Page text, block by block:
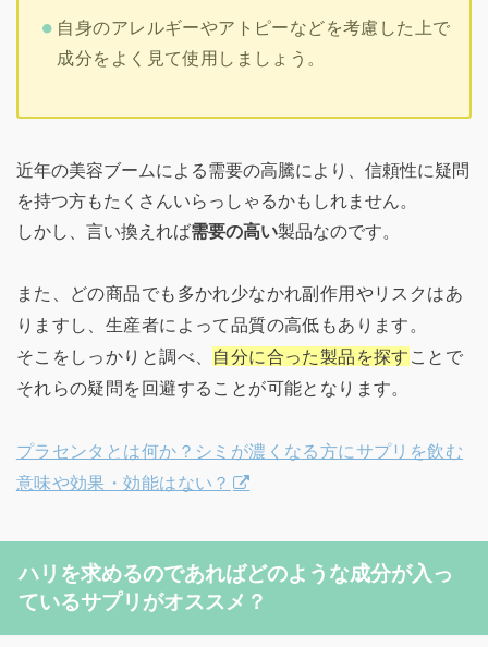
自身のアレルギーやアトピーなどを考慮した上で
成分をよく見て使用しましょう。
近年の美容ブームによる需要の高騰により、信頼性に疑問
を持つ方もたくさんいらっしゃるかもしれません。
しかし、言い換えれば需要の高い製品なのです。
また、どの商品でも多かれ少なかれ副作用やリスクはあ
りますし、生産者によって品質の高低もあります。
そこをしっかりと調べ、 自分に合った製品を探す ことで
それらの疑問を回避することが可能となります。
プラセンタとは何か？シミが濃くなる方にサプリを飲む
意味や効果・効能はない？
ハリを求めるのであればどのような成分が入っ
ているサプリがオススメ？